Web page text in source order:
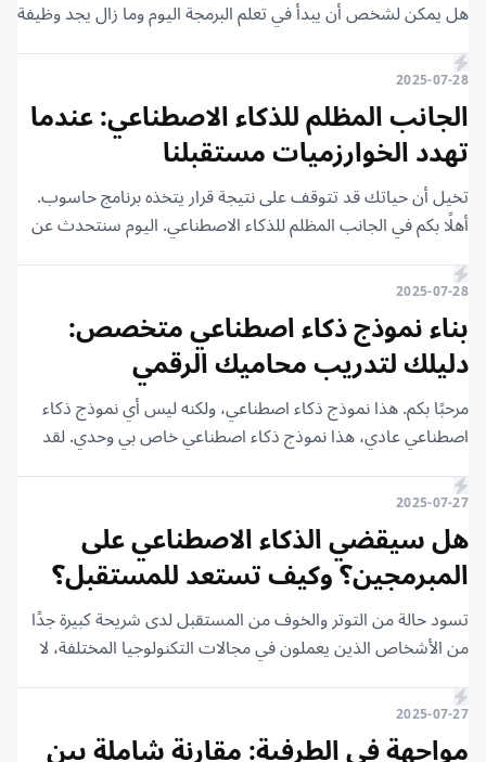
هل يمكن لشخص أن يبدأ في تعلم البرمجة اليوم وما زال يجد وظيفة
التكنولوجيا. في هذا المقال، سنتناول هذا الموضوع ونناقش كيف
2025-07-28
الجانب المظلم للذكاء الاصطناعي: عندما
تهدد الخوارزميات مستقبلنا
تخيل أن حياتك قد تتوقف على نتيجة قرار يتخذه برنامج حاسوب.
أهلًا بكم في الجانب المظلم للذكاء الاصطناعي. اليوم سنتحدث عن
من فوائده، قد يكون كابوسًا يهدد العدالة، والوظائف، والخصوصية،
الشيء، ولكن أتمنى أن تنال إعجابكم.
2025-07-28
بناء نموذج ذكاء اصطناعي متخصص:
دليلك لتدريب محاميك الرقمي
مرحبًا بكم. هذا نموذج ذكاء اصطناعي، ولكنه ليس أي نموذج ذكاء
اصطناعي عادي، هذا نموذج ذكاء اصطناعي خاص بي وحدي. لقد
على أسئلة متخصصة جدًا بناءً على القضية التي لديه.
2025-07-27
هل سيقضي الذكاء الاصطناعي على
المبرمجين؟ وكيف تستعد للمستقبل؟
تسود حالة من التوتر والخوف من المستقبل لدى شريحة كبيرة جدًا
من الأشخاص الذين يعملون في مجالات التكنولوجيا المختلفة، لا
التخوف، والسبب الرئيسي في ذلك هو الشبح الكبير الذي يلوح في
الأفق، وهو الذكاء الاصطناعي (AI).
2025-07-27
مواجهة في الطرفية: مقارنة شاملة بين